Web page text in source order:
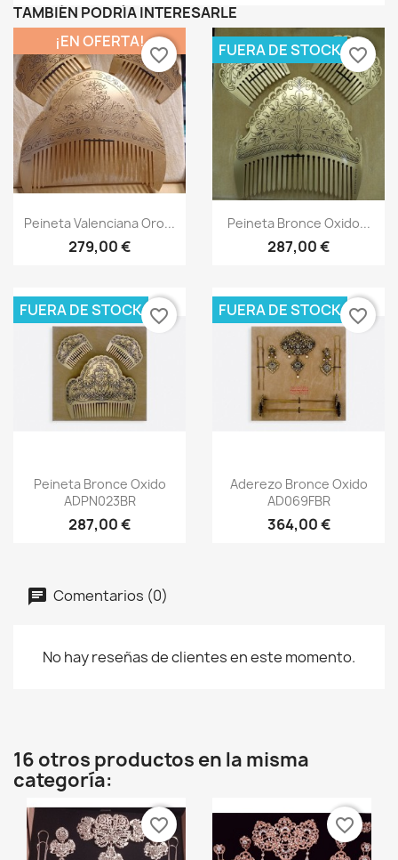
TAMBIÉN PODRÍA INTERESARLE
Vista rápida
Peineta Valenciana Oro...
279,00 €
¡EN OFERTA!
favorite_border
Vista rápida
Peineta Bronce Oxido...
287,00 €
FUERA DE STOCK favorite_border
Vista rápida
Peineta Bronce Oxido
ADPN023BR
287,00 €
FUERA DE STOCK favorite_border
Vista rápida
Aderezo Bronce Oxido
AD069FBR
364,00 €
FUERA DE STOCK favorite_border
Comentarios (0)
No hay reseñas de clientes en este momento.
16 otros productos en la misma
categoría:
favorite_border favorite_border